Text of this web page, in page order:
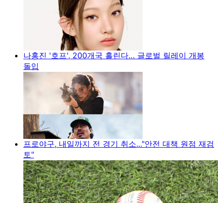
나홍진 '호프', 200개국 홀린다… 글로벌 릴레이 개봉
돌입
프로야구, 내일까지 전 경기 취소..."안전 대책 원점 재검
토"